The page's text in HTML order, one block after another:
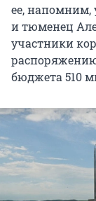
ее, напомним,
и тюменец
участники
бюджета 510